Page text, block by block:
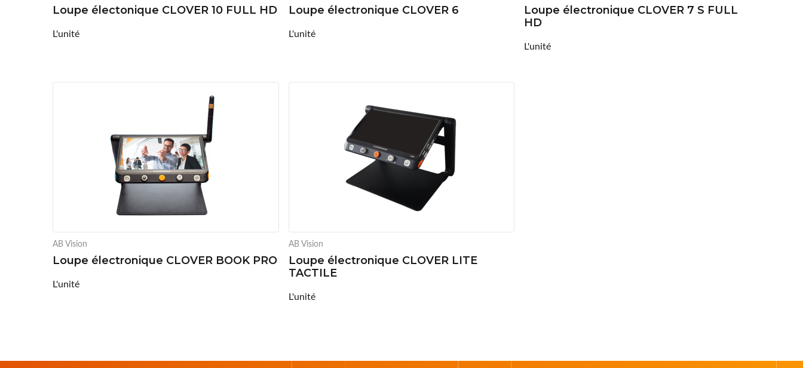
Loupe électonique CLOVER 10 FULL HD
L'unité
Loupe électronique CLOVER 6
L'unité
Loupe électronique CLOVER 7 S FULL
HD
L'unité
AB Vision
Loupe électronique CLOVER BOOK PRO
L'unité
AB Vision
Loupe électronique CLOVER LITE
TACTILE
L'unité